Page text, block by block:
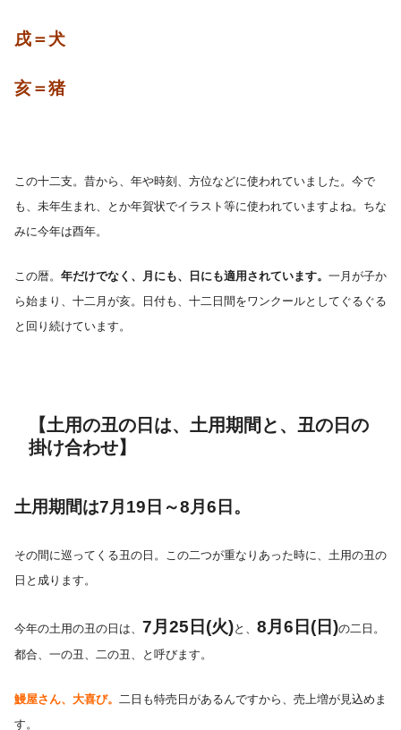
戌＝犬
亥＝猪
この十二支。昔から、年や時刻、方位などに使われていました。今で
も、未年生まれ、とか年賀状でイラスト等に使われていますよね。ちな
みに今年は酉年。
この暦。 年だけでなく、月にも、日にも適用されています。 一月が子か
ら始まり、十二月が亥。日付も、十二日間をワンクールとしてぐるぐる
と回り続けています。
【土用の丑の日は、土用期間と、丑の日の
掛け合わせ】
土用期間は7月19日～8月6日。
その間に巡ってくる丑の日。この二つが重なりあった時に、土用の丑の
日と成ります。
今年の土用の丑の日は、 7月25日(火)と、 8月6日(日)の二日。
都合、一の丑、二の丑、と呼びます。
鰻屋さん、大喜び。 二日も特売日があるんですから、売上増が見込めま
す。